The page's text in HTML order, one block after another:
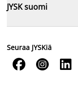
JYSK suomi
Seuraa JYSKiä
  